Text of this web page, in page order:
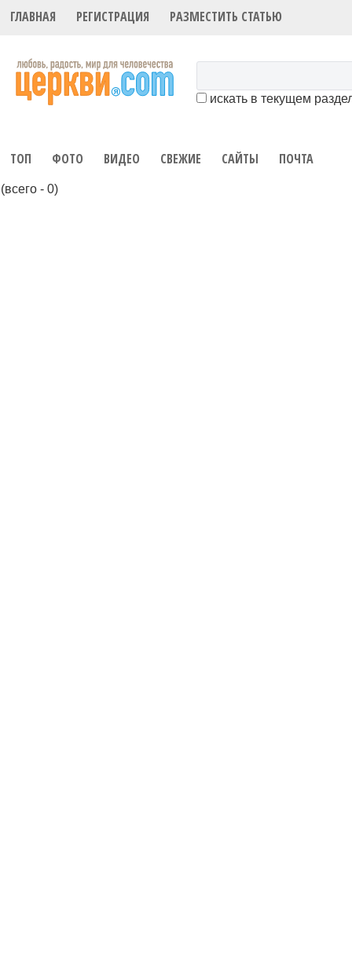
ГЛАВНАЯ РЕГИСТРАЦИЯ РАЗМЕСТИТЬ СТАТЬЮ
искать в текущем
ТОП ФОТО ВИДЕО СВЕЖИЕ САЙТЫ ПОЧТА
(всего - 0)